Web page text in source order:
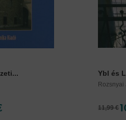
Ybl és
Rozsnyai
11,99 €